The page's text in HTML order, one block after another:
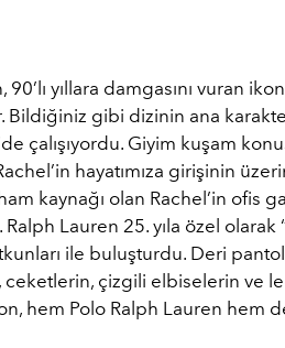
yıllara damgasını vuran
Bildiğiniz gibi dizinin ana
çalışıyordu. Giyim kuşam
hayatımıza girişinin
kaynağı olan Rachel’in ofis
Lauren 25. yıla özel olarak
ile buluşturdu. Deri
ceketlerin, çizgili elbiselerin ve
hem Polo Ralph Lauren hem